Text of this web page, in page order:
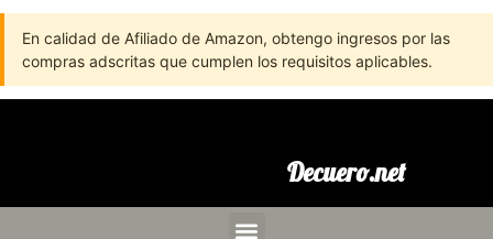
En calidad de Afiliado de Amazon, obtengo ingresos por las
compras adscritas que cumplen los requisitos aplicables.
Decuero.net